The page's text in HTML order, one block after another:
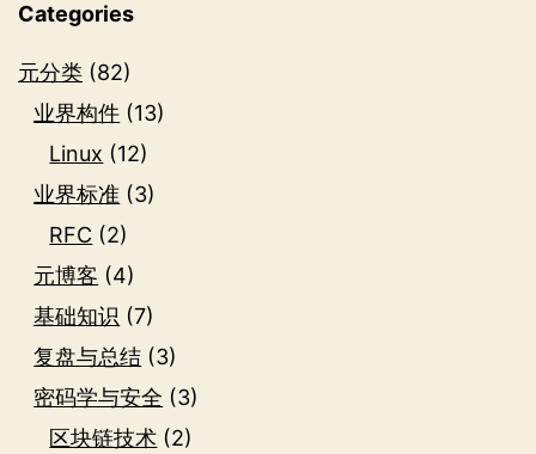
Categories
元分类 (82)
业界构件 (13)
Linux (12)
业界标准 (3)
RFC (2)
元博客 (4)
基础知识 (7)
复盘与总结 (3)
密码学与安全 (3)
区块链技术 (2)